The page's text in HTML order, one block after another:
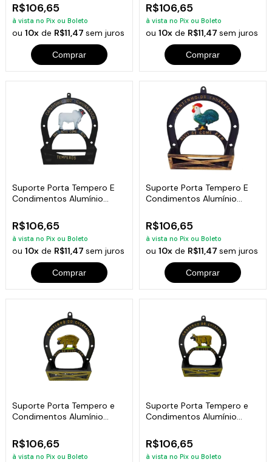
R$106,65
à vista no Pix ou Boleto
ou10x de R$11,47sem juros
Comprar
R$106,65
à vista no Pix ou Boleto
ou 10xde R$11,47 sem juros
Comprar
Suporte Porta Tempero E
Condimentos Alumínio
R$106,65
à vista no Pix ou Boleto
ou10x de R$11,47sem juros
Comprar
Suporte Porta Tempero E
Condimentos Alumínio
R$106,65
à vista no Pix ou Boleto
ou 10xde R$11,47 sem juros
Comprar
Suporte Porta Tempero e
Condimentos Alumínio
R$106,65
à vista no Pix ou Boleto
Suporte Porta Tempero e
Condimentos Alumínio
R$106,65
à vista no Pix ou Boleto